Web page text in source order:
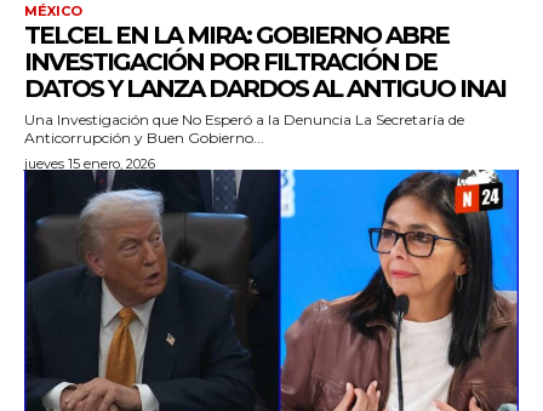
MÉXICO
TELCEL EN LA MIRA: GOBIERNO ABRE
INVESTIGACIÓN POR FILTRACIÓN DE
DATOS Y LANZA DARDOS AL ANTIGUO INAI
Una Investigación que No Esperó a la Denuncia La Secretaría de
Anticorrupción y Buen Gobierno...
jueves 15 enero, 2026